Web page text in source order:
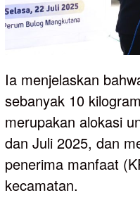
Ia menjelaskan
sebanyak 10
merupakan alokasi
dan Juli 2025, dan
penerima manfaat
kecamatan.